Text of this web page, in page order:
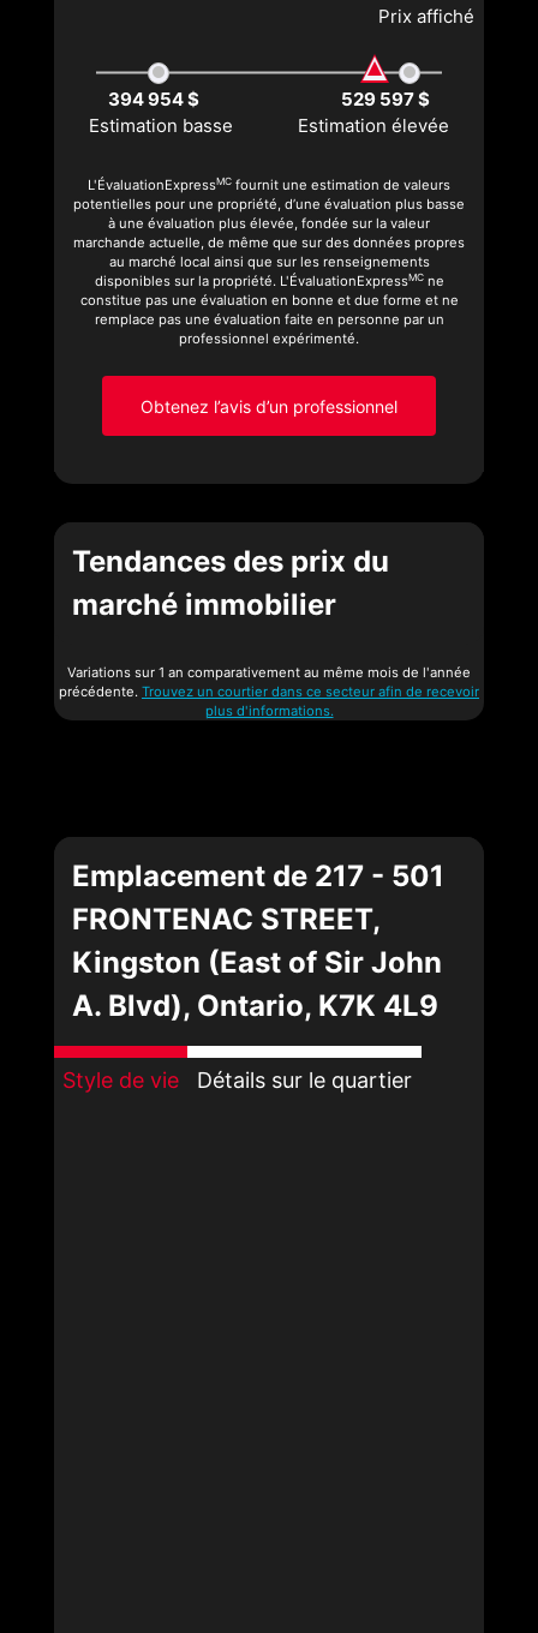
Prix affiché
394 954 $
529 597 $
Estimation basse
Estimation élevée
L'ÉvaluationExpressMC fournit une estimation de valeurs
potentielles pour une propriété, d’une évaluation plus basse
à une évaluation plus élevée, fondée sur la valeur
marchande actuelle, de même que sur des données propres
au marché local ainsi que sur les renseignements
disponibles sur la propriété. L'ÉvaluationExpressMCne
constitue pas une évaluation en bonne et due forme et ne
remplace pas une évaluation faite en personne par un
professionnel expérimenté.
Obtenez l’avis d’un professionnel
Tendances des prix du
marché immobilier
Variations sur 1 an comparativement au même mois de l'année
précédente. Trouvez un courtier dans ce secteur afin de recevoir
plus d'informations.
Emplacement de 217 - 501
FRONTENAC STREET,
Kingston (East of Sir John
A. Blvd), Ontario, K7K 4L9
Style de vie Détails sur le quartier